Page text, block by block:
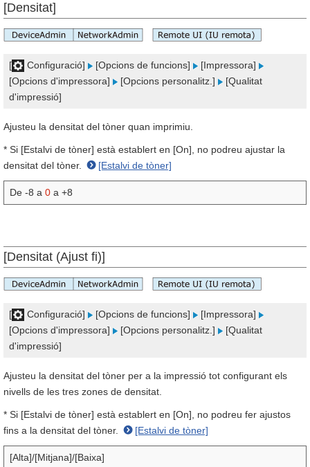
[Densitat]
[ Configuració] [Opcions de funcions]
[Impressora]
[Opcions d'impressora]
[Opcions personalitz.]
[Qualitat
d'impressió]
Ajusteu la densitat del tòner quan imprimiu.
* Si [Estalvi de tòner] està establert en [On], no podreu ajustar la
densitat del tòner.
[Estalvi de tòner]
De -8 a 0 a +8
[Densitat (Ajust fi)]
[ Configuració] [Opcions de funcions]
[Impressora]
[Opcions d'impressora]
[Opcions personalitz.]
[Qualitat
d'impressió]
Ajusteu la densitat del tòner per a la impressió tot configurant els
nivells de les tres zones de densitat.
* Si [Estalvi de tòner] està establert en [On], no podreu fer ajustos
fins a la densitat del tòner.
[Estalvi de tòner]
[Alta]/[Mitjana]/[Baixa]